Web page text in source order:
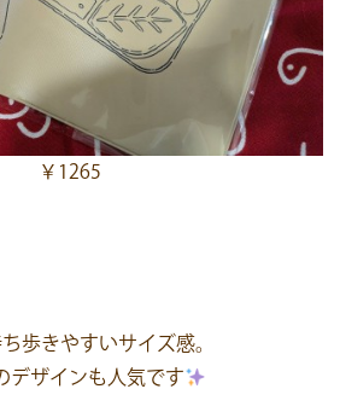
￥1265
歩きやすいサイズ感。
デザインも人気です